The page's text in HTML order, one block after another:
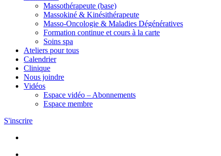
Massothérapeute (base)
Massokiné & Kinésithérapeute
Masso-Oncologie & Maladies Dégénératives
Formation continue et cours à la carte
Soins spa
Ateliers pour tous
Calendrier
Clinique
Nous joindre
Vidéos
Espace vidéo – Abonnements
Espace membre
S'inscrire